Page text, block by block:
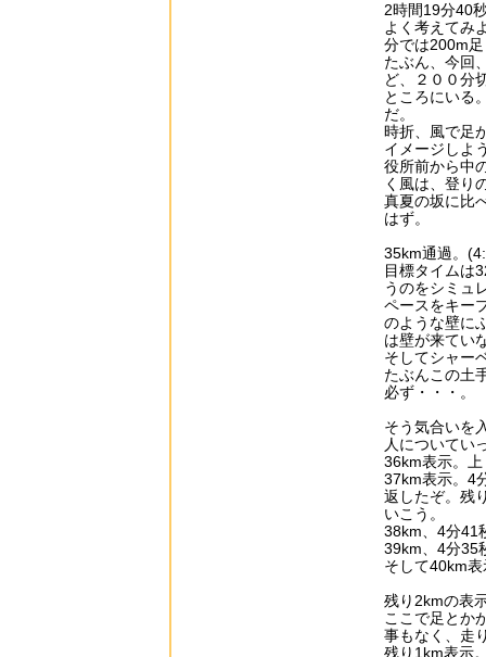
2時間19分40
よく考えてみ
分では200m
たぶん、今回
ど、２００分
ところにいる
だ。
時折、風で足
イメージしよ
役所前から中
く風は、登り
真夏の坂に比
はず。
35km通過。
目標タイムは
うのをシミュ
ペースをキー
のような壁に
は壁が来てい
そしてシャー
たぶんこの土
必ず・・・。
そう気合いを
人についてい
36km表示。
37km表示。4
返したぞ。残
いこう。
38km、4分41
39km、4分35
そして40km
残り2kmの表
ここで足とか
事もなく、走
残り1km表示